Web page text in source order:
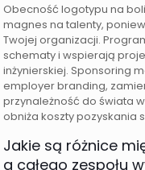
Obecność logotypu na
magnes na talenty,
Twojej organizacji.
schematy i wspierają
inżynierskiej. Sponsoring
employer branding,
przynależność do świata
obniża koszty pozyskania
Jakie są różnice
a całego zespołu